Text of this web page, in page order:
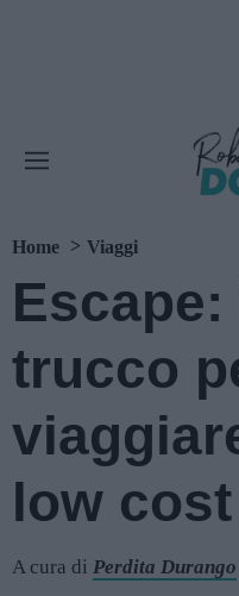
Home Viaggi
trucco
low cost
A cura di Perdita Durango